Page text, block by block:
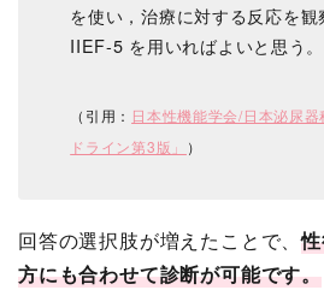
を使い，治療に対する反応を
IIEF-5 を用いればよいと思う。
（引用： 日本性機能学会/日本泌尿
ドライン第3版」 ）
回答の選択肢が増えたことで、
方にも合わせて診断が可能です。